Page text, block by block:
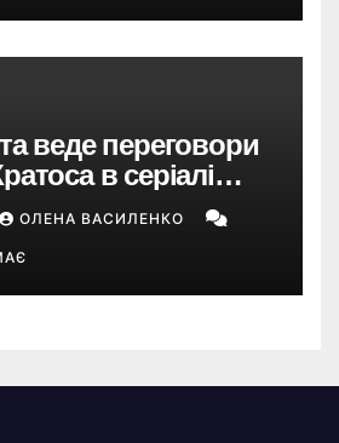
веде переговори
в серіалі
від Amazon
ОЛЕНА ВАСИЛЕНКО